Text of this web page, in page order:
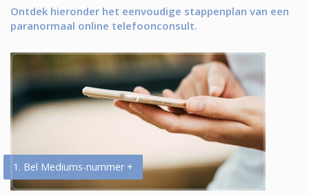
Ontdek hieronder het eenvoudige stappenplan van een
paranormaal online telefoonconsult.
1. Bel Mediums-nummer +